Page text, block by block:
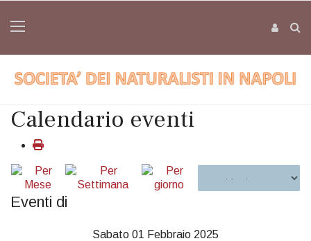
Calendario eventi
Eventi di
Sabato 01 Febbraio 2025